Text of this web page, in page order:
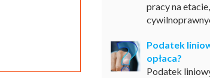
pracy na
Podatek
opłaca?
Podatek